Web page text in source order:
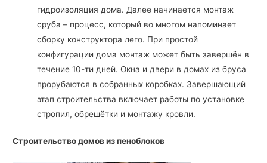
гидроизоляция дома. Далее начинается монтаж
сруба – процесс, который во многом напоминает
сборку конструктора лего. При простой
конфигурации дома монтаж может быть завершён в
течение 10-ти дней. Окна и двери в домах из бруса
прорубаются в собранных коробках. Завершающий
этап строительства включает работы по установке
стропил, обрешётки и монтажу кровли.
Строительство домов из пеноблоков